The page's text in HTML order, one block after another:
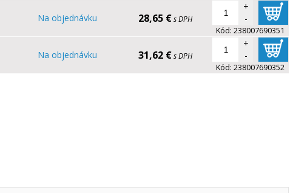
Na objednávku 28,65 € s DPH
+
-
Kód: 238007690351
Na objednávku 31,62 € s DPH
+
-
Kód: 238007690352